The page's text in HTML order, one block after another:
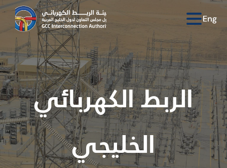
الربط الكهربائي
الخليجي